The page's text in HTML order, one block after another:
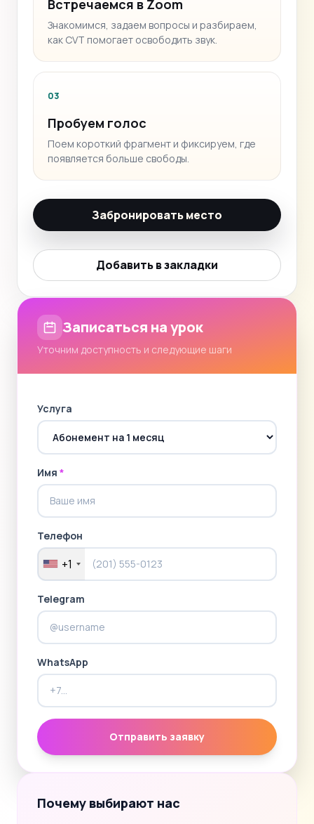
Встречаемся в Zoom
Знакомимся, задаем вопросы и разбираем,
как CVT помогает освободить звук.
03
Пробуем голос
Поем короткий фрагмент и фиксируем, где
появляется больше свободы.
Забронировать место
Добавить в закладки
Записаться на урок
Уточним доступность и следующие шаги
Услуга
Имя *
Телефон
+1
Telegram
WhatsApp
Отправить заявку
Почему выбирают нас